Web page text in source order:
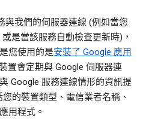
與我們的伺服器連線 (例如當您
是當該服務自動檢查更新時)，
您使用的是安裝了 Google 應用
置會定期與 Google 伺服器連
Google 服務連線情形的資訊提
的裝置類型、電信業者名稱、
用程式。